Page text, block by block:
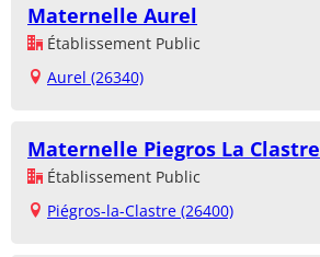
Maternelle Aurel
Établissement Public
Aurel (26340)
Maternelle Piegros La Clastre
Établissement Public
Piégros-la-Clastre (26400)